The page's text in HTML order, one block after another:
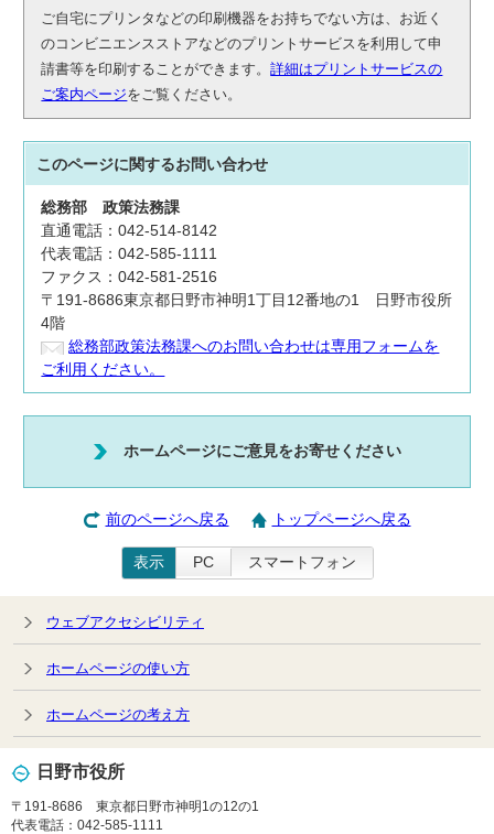
ご自宅にプリンタなどの印刷機器をお持ちでない方は、お近く
のコンビニエンスストアなどのプリントサービスを利用して申
請書等を印刷することができます。詳細はプリントサービスの
ご案内ページをご覧ください。
このページに関するお問い合わせ
総務部政策法務課
直通電話：042-514-8142
代表電話：042-585-1111
ファクス：042-581-2516
〒191-8686東京都日野市神明1丁目12番地の1 日野市役所
4階
総務部政策法務課へのお問い合わせは専用フォームを
ご利用ください。
ホームページにご意見をお寄せください
前のページへ戻る トップページへ戻る
表示 PC スマートフォン
ウェブアクセシビリティ
ホームページの使い方
ホームページの考え方
日野市役所
〒191-8686 東京都日野市神明1の12の1
代表電話：042-585-1111